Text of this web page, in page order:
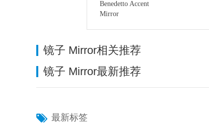
Benedetto Accent
Mirror
镜子 Mirror相关推荐
镜子 Mirror最新推荐
最新标签